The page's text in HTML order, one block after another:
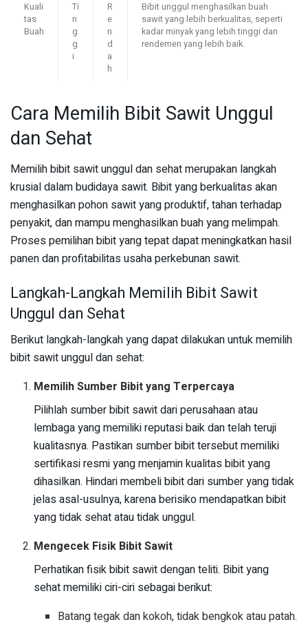
Kuali
tas
Buah
Ti
n
g
g
i
R
e
n
d
a
h
Bibit unggul menghasilkan buah
sawit yang lebih berkualitas, seperti
kadar minyak yang lebih tinggi dan
rendemen yang lebih baik.
Cara Memilih Bibit Sawit Unggul
dan Sehat
Memilih bibit sawit unggul dan sehat merupakan langkah
krusial dalam budidaya sawit. Bibit yang berkualitas akan
menghasilkan pohon sawit yang produktif, tahan terhadap
penyakit, dan mampu menghasilkan buah yang melimpah.
Proses pemilihan bibit yang tepat dapat meningkatkan hasil
panen dan profitabilitas usaha perkebunan sawit.
Langkah-Langkah Memilih Bibit Sawit
Unggul dan Sehat
Berikut langkah-langkah yang dapat dilakukan untuk memilih
bibit sawit unggul dan sehat:
Memilih Sumber Bibit yang Terpercaya
Pilihlah sumber bibit sawit dari perusahaan atau
lembaga yang memiliki reputasi baik dan telah teruji
kualitasnya. Pastikan sumber bibit tersebut memiliki
sertifikasi resmi yang menjamin kualitas bibit yang
dihasilkan. Hindari membeli bibit dari sumber yang tidak
jelas asal-usulnya, karena berisiko mendapatkan bibit
yang tidak sehat atau tidak unggul.
Mengecek Fisik Bibit Sawit
Perhatikan fisik bibit sawit dengan teliti. Bibit yang
sehat memiliki ciri-ciri sebagai berikut:
Batang tegak dan kokoh, tidak bengkok atau patah.